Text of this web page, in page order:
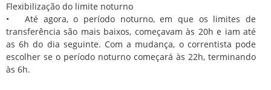
Flexibilização do limite noturno
• Até agora, o período noturno, em que os limites de
transferência são mais baixos, começavam às 20h e iam até
as 6h do dia seguinte. Com a mudança, o correntista pode
escolher se o período noturno começará às 22h, terminando
às 6h.